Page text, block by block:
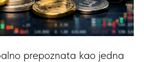
prepoznata kao jedna